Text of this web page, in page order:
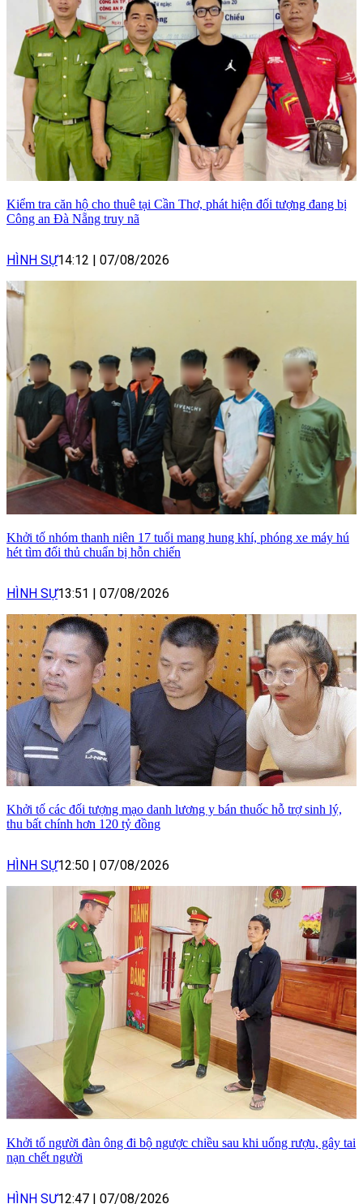
Kiểm tra căn hộ cho thuê tại Cần Thơ, phát hiện đối tượng đang bị
Công an Đà Nẵng truy nã
HÌNH SỰ14:12 | 07/08/2026
Khởi tố nhóm thanh niên 17 tuổi mang hung khí, phóng xe máy hú
hét tìm đối thủ chuẩn bị hỗn chiến
HÌNH SỰ13:51 | 07/08/2026
Khởi tố các đối tượng mạo danh lương y bán thuốc hỗ trợ sinh lý,
thu bất chính hơn 120 tỷ đồng
HÌNH SỰ12:50 07/08/2026
Khởi tố người đàn ông đi bộ ngược chiều sau khi uống rượu, gây tai
nạn chết người
HÌNH SỰ12:47 07/08/2026